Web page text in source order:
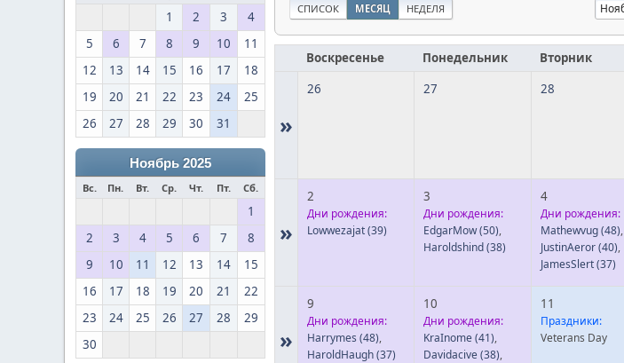
1 2 3
4
5
6 7 8 9 10
11
12
13 14 15 16 17
18
19
20 21 22 23 24
25
26
27 28 29 30 31
Ноябрь 2025
Вс. Пн. Вт. Ср. Чт. Пт. Сб.
1
2
3 4 5 6 7
8
9
10 11 12 13 14
15
16
17 18 19 20 21
22
23
24 25 26 27 28
29
30
СПИСОК МЕСЯЦ НЕДЕЛЯ
Воскресенье Понедельник Вторник
»
26 27 28
»
2
Дни рождения:
Lowwezajat(39)
3
Дни рождения:
EdgarMow(50),
Haroldshind(38)
4
Дни рождения:
Mathewvug(48),
JustinAeror(40),
JamesSlert(37)
»
9
Дни рождения:
Harrymes (48),
HaroldHaugh(37)
10
Дни рождения:
KraInome(41),
Davidacive(38),
11
Праздники:
Veterans Day